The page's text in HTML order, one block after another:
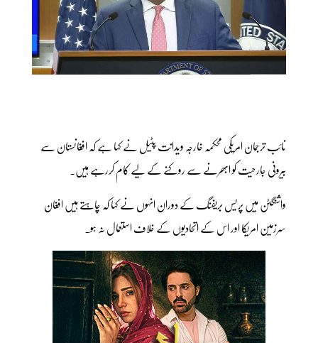
نائب ترجمان امریکی محکمہ خارجہ ویدانت پٹیل نے کہا ہے کہ افغانستان سے
بیرونی جارحیت کو ابھرنے سے روکنے کے لیے کام کررہے ہیں۔
واشنگٹن میں پریس بریفنگ کے دوران انہوں نے کہا کہ چاہتے ہیں افغان
سرزمین امریکا اور اس کے اتحادیوں کے خلاف استعمال نہ ہو۔